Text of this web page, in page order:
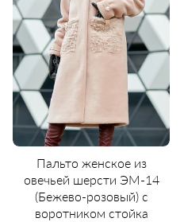
Пальто женское из
овечьей шерсти ЭМ-14
(Бежево-розовый) с
воротником стойка